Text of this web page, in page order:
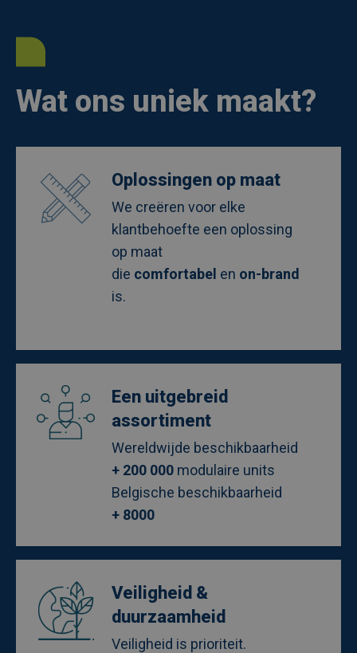
Wat ons uniek maakt?
Afbeelding Oplossingen op maat
We creëren voor elke
klantbehoefte een oplossing
op maat
die comfortabel en on-brand
is.
Afbeelding
Een uitgebreid
assortiment
Wereldwijde beschikbaarheid
+ 200 000 modulaire units
Belgische beschikbaarheid
+ 8000
Afbeelding
Veiligheid &
duurzaamheid
Veiligheid is prioriteit.